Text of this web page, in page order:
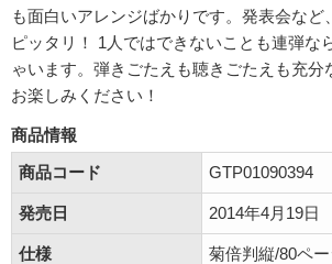
も面白いアレンジばかりです。発表会など
ピッタリ！ 1人ではできないことも連弾な
ゃいます。弾きごたえも聴きごたえも充分
お楽しみください！
商品情報
商品コード
GTP01090394
発売日 2014年4月19日
仕様 菊倍判縦/80ペー